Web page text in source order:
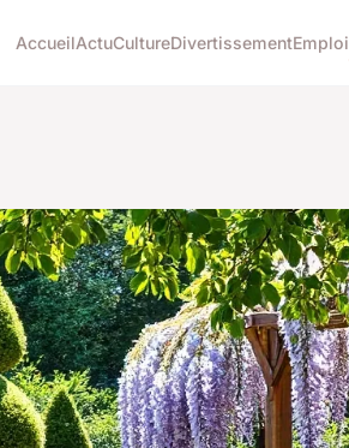
AccueilActuCultureDivertissementEmploi